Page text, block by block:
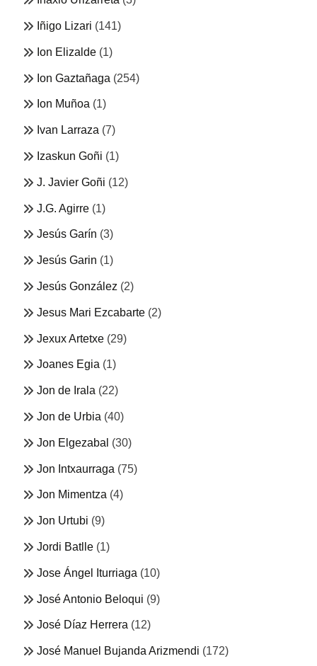
Iñigo Lizari (141)
Ion Elizalde (1)
Ion Gaztañaga (254)
Ion Muñoa (1)
Ivan Larraza (7)
Izaskun Goñi (1)
J. Javier Goñi (12)
J.G. Agirre (1)
Jesús Garín (3)
Jesús Garin (1)
Jesús González (2)
Jesus Mari Ezcabarte (2)
Jexux Artetxe (29)
Joanes Egia (1)
Jon de Irala (22)
Jon de Urbia (40)
Jon Elgezabal (30)
Jon Intxaurraga (75)
Jon Mimentza (4)
Jon Urtubi (9)
Jordi Batlle (1)
Jose Ángel Iturriaga (10)
José Antonio Beloqui (9)
José Díaz Herrera (12)
José Manuel Bujanda Arizmendi (172)